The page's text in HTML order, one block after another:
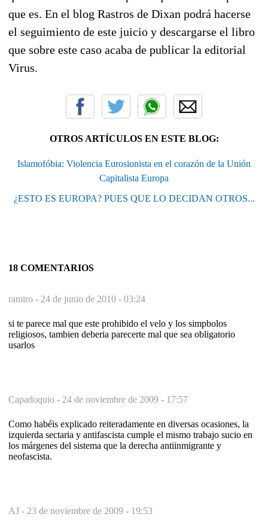
que es. En el blog Rastros de Dixan podrá hacerse
el seguimiento de este juicio y descargarse el libro
que sobre este caso acaba de publicar la editorial
Virus.
OTROS ARTÍCULOS EN ESTE BLOG:
Islamofóbia: Violencia Eurosionista en el corazón de la Unión
Capitalista Europa
¿ESTO ES EUROPA? PUES QUE LO DECIDAN OTROS...
18 COMENTARIOS
ramiro - 24 de junio de 2010 - 03:24
si te parece mal que este prohibido el velo y los simpbolos
religiosos, tambien deberia parecerte mal que sea obligatorio
usarlos
Capadoquio - 24 de noviembre de 2009 - 17:57
Como habéis explicado reiteradamente en diversas ocasiones, la
izquierda sectaria y antifascista cumple el mismo trabajo sucio en
los márgenes del sistema que la derecha antiinmigrante y
neofascista.
AJ - 23 de noviembre de 2009 - 19:53